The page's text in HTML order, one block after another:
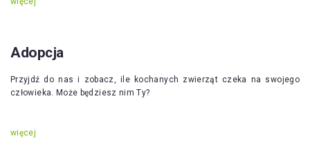
Adopcja
Przyjdź do nas i zobacz, ile kochanych zwierząt czeka na swojego
człowieka. Może będziesz nim Ty?
więcej